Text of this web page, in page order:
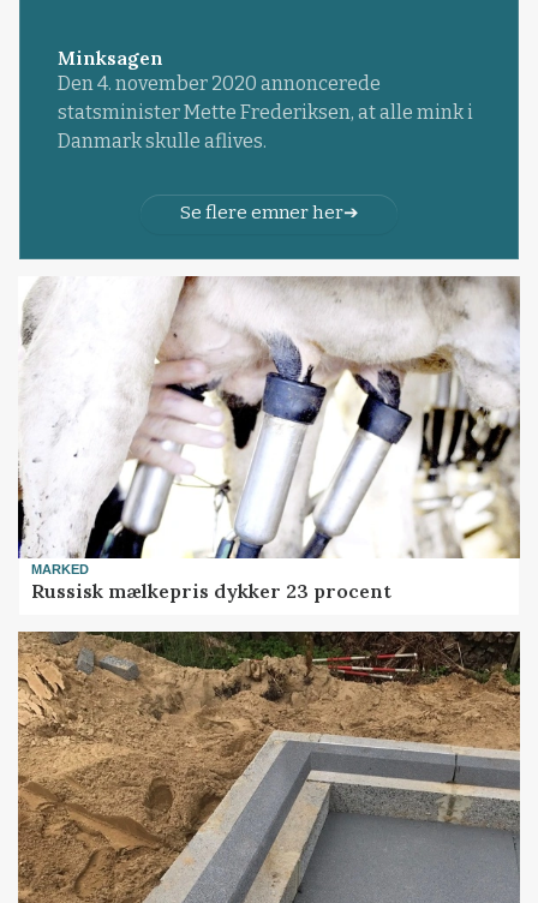
Minksagen
Den 4. november 2020 annoncerede
statsminister Mette Frederiksen, at alle mink i
Danmark skulle aflives.
Se flere emner her
MARKED
Russisk mælkepris dykker 23 procent